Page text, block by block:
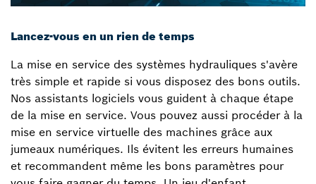
Lancez-vous en un rien de temps
La mise en service des systèmes hydrauliques s'avère
très simple et rapide si vous disposez des bons outils.
Nos assistants logiciels vous guident à chaque étape
de la mise en service. Vous pouvez aussi procéder à la
mise en service virtuelle des machines grâce aux
jumeaux numériques. Ils évitent les erreurs humaines
et recommandent même les bons paramètres pour